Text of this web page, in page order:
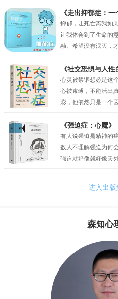
《走出抑郁症：
抑郁，让死亡离我如
让我体会到了生命的
融、希望没有泯灭，
未来，但也仅仅是一
中坚持的权利，但也
一点一点地看到了希
看到了因为“爱”而萌
《社交恐惧与人
心灵被禁锢想必是这
心被束缚，不能活出
彩，他依然只是一个
偶而已，他以为自己
儡。社交恐惧症和其
俗话说“三岁看大，
和家庭因素密相关，
胆小、退缩、敏感、
质，却又是父母赖以
了与真实自我的持久
《强迫症：心魔》
有人说强迫是精神的
数人不理解强迫为何
强迫就好像就好像天
迫只是他痛苦的表象
其实，从我们生命
不满，因此为了让我
补，表面上试图救赎
赎，反倒破坏了人
流淌，人性的释放，
果，自我价值的证明
进入出版
森知心